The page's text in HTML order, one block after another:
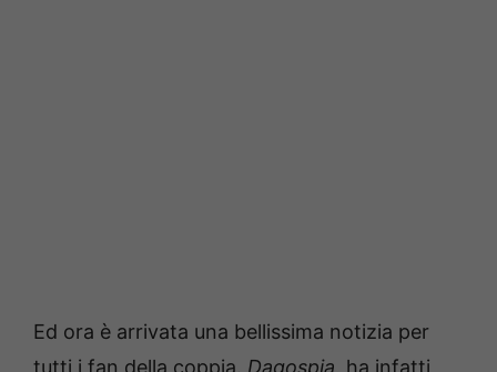
Ed ora è arrivata una bellissima notizia per
tutti i fan della coppia. Dagospia, ha infatti